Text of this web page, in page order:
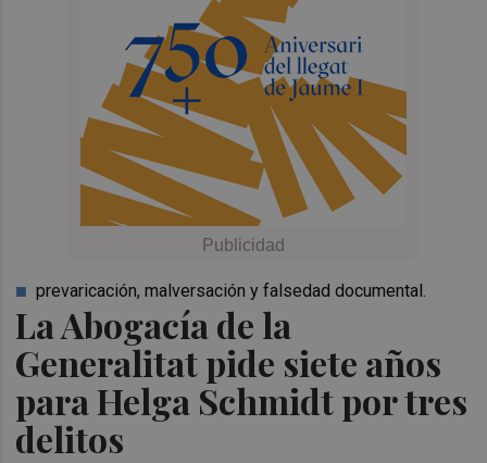
La Abogacía de la
Generalitat pide siete años
para Helga Schmidt por tres
delitos
prevaricación, malversación y falsedad documental.